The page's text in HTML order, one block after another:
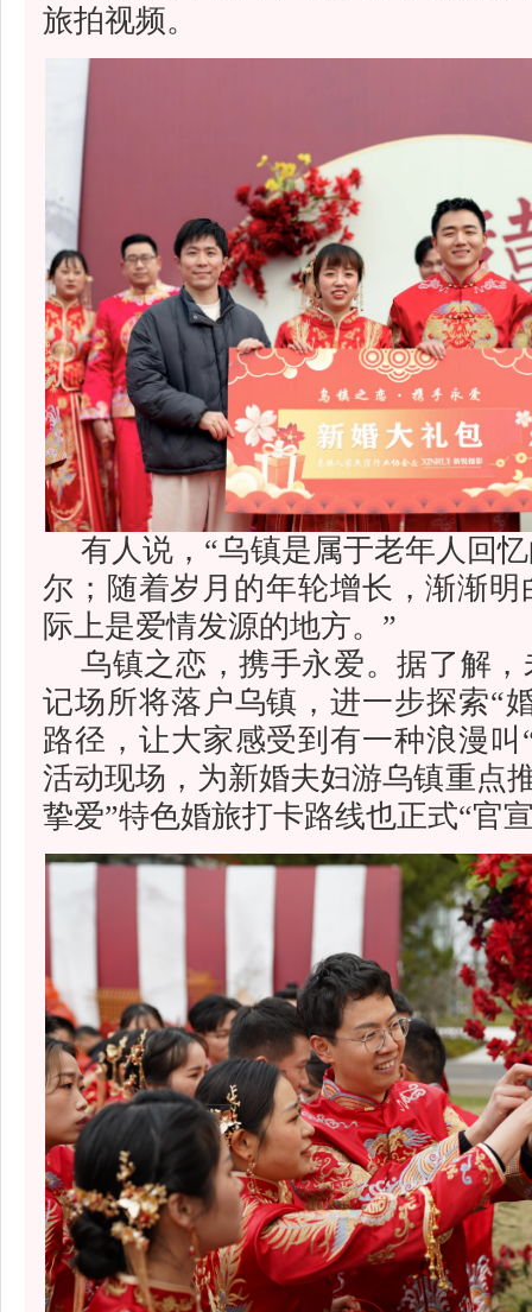
旅拍视频。
有人说，“乌镇是属于老年人回
尔；随着岁月的年轮增长，渐渐
际上是爱情发源的地方。”
乌镇之恋，携手永爱。据了解
记场所将落户乌镇，进一步探索“
路径，让大家感受到有一种浪漫叫
活动现场，为新婚夫妇游乌镇重点
挚爱”特色婚旅打卡路线也正式“官